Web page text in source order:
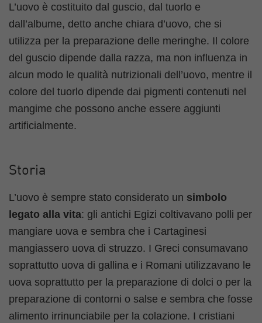
L’uovo è costituito dal guscio, dal tuorlo e
dall’albume, detto anche chiara d’uovo, che si
utilizza per la preparazione delle meringhe. Il colore
del guscio dipende dalla razza, ma non influenza in
alcun modo le qualità nutrizionali dell’uovo, mentre il
colore del tuorlo dipende dai pigmenti contenuti nel
mangime che possono anche essere aggiunti
artificialmente.
Storia
L’uovo è sempre stato considerato un simbolo
legato alla vita: gli antichi Egizi coltivavano polli per
mangiare uova e sembra che i Cartaginesi
mangiassero uova di struzzo. I Greci consumavano
soprattutto uova di gallina e i Romani utilizzavano le
uova soprattutto per la preparazione di dolci o per la
preparazione di contorni o salse e sembra che fosse
alimento irrinunciabile per la colazione. I cristiani